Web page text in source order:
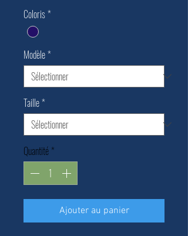
Coloris*
Modèle*
Taille*
Quantité *
Ajouter au panier